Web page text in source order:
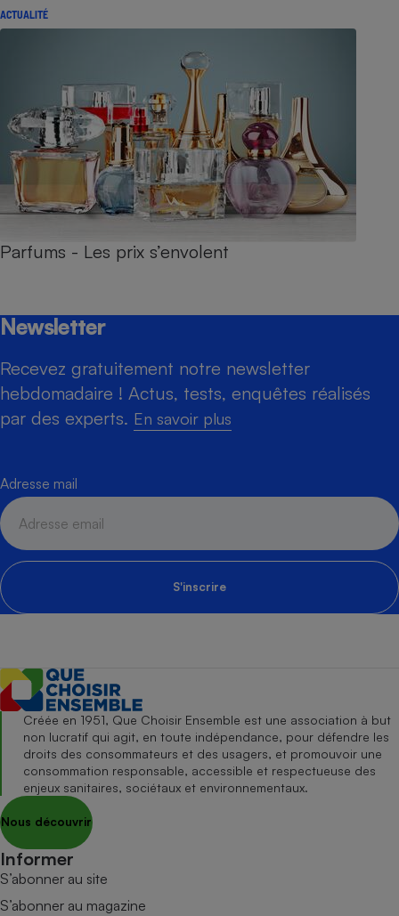
ACTUALITÉ
Parfums - Les prix s’envolent
Newsletter
Recevez gratuitement notre newsletter
hebdomadaire ! Actus, tests, enquêtes réalisés
par des experts. En savoir plus
Adresse mail
S'inscrire
Créée en 1951, Que Choisir Ensemble est une association à but
non lucratif qui agit, en toute indépendance, pour défendre les
droits des consommateurs et des usagers, et promouvoir une
consommation responsable, accessible et respectueuse des
enjeux sanitaires, sociétaux et environnementaux.
Nous découvrir
Informer
S’abonner au site
S’abonner au magazine